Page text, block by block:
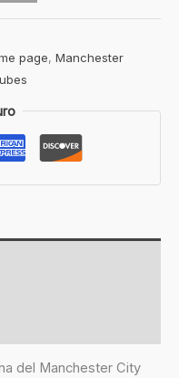
page, Manchester
del Manchester City